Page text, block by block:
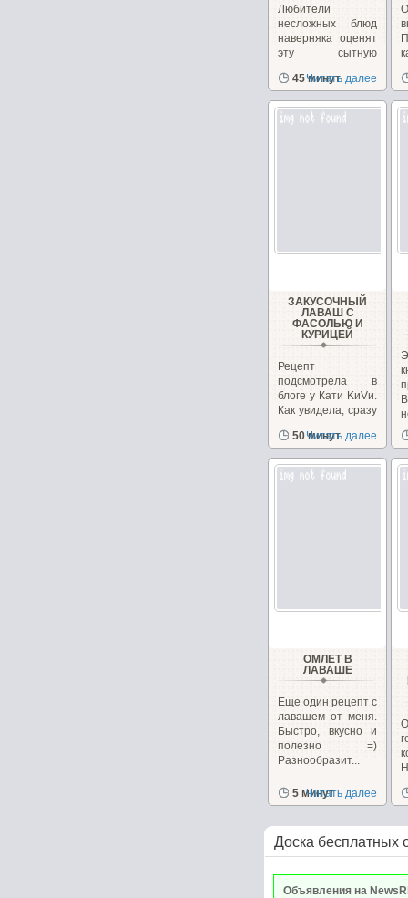
Любители
несложных блюд
наверняка оценят
эту сытную
фасоли.
45 минут
Читать далее
ЗАКУСОЧНЫЙ
ЛАВАШ С
ФАСОЛЬЮ И
КУРИЦЕЙ
Рецепт
подсмотрела в
блоге у Кати KиVи.
Как увидела, сразу
приготовить....
50 минут
Читать далее
ОМЛЕТ В
ЛАВАШЕ
Еще один рецепт с
лавашем от меня.
Быстро, вкусно и
полезно =)
Разнообразит...
5 минут
Читать далее
Доска бесплатных
Объявления на